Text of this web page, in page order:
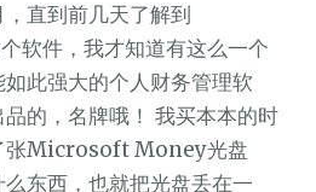
直到前几天了解到
软件，我才知道有这么一个
此强大的个人财务管理软
的，名牌哦！ 我买本本的时
张Microsoft Money光盘
东西，也就把光盘丢在一